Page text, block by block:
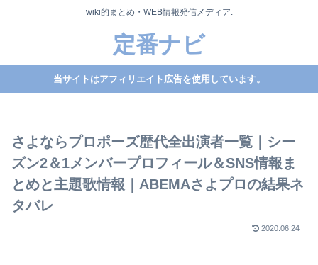
wiki的まとめ・WEB情報発信メディア.
定番ナビ
当サイトはアフィリエイト広告を使用しています。
さよならプロポーズ歴代全出演者一覧｜シー
ズン2＆1メンバープロフィール＆SNS情報ま
とめと主題歌情報｜ABEMAさよプロの結果ネ
タバレ
2020.06.24